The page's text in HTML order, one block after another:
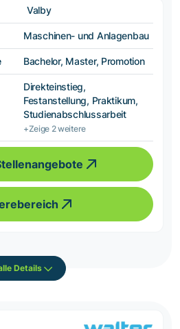
Valby
Maschinen- und Anlagenbau
Bachelor, Master, Promotion
Direkteinstieg,
Festanstellung, Praktikum,
Studienabschlussarbeit
+Zeige 2 weitere
Details